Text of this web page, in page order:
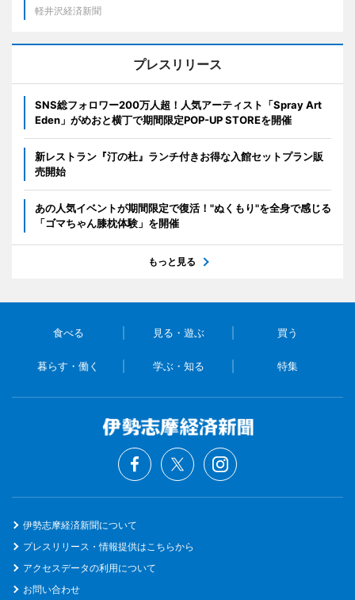
軽井沢経済新聞
プレスリリース
SNS総フォロワー200万人超！人気アーティスト「Spray Art
Eden」がめおと横丁で期間限定POP-UP STOREを開催
新レストラン『汀の杜』ランチ付きお得な入館セットプラン販
売開始
あの人気イベントが期間限定で復活！"ぬくもり"を全身で感じる
「ゴマちゃん膝枕体験」を開催
もっと見る
食べる 見る・遊ぶ 買う
暮らす・働く 学ぶ・知る 特集
伊勢志摩経済新聞について
プレスリリース・情報提供はこちらから
アクセスデータの利用について
お問い合わせ